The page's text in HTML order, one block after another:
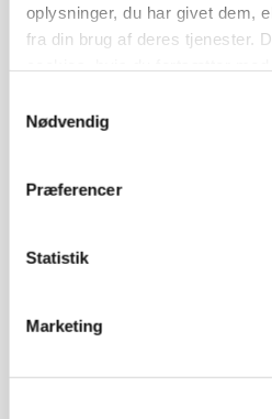
oplysninger, du har givet dem,
fra din brug af deres tjenester.
Nødvendig
Præferencer
Statistik
Marketing
PLANTER
skadedyrsrisici